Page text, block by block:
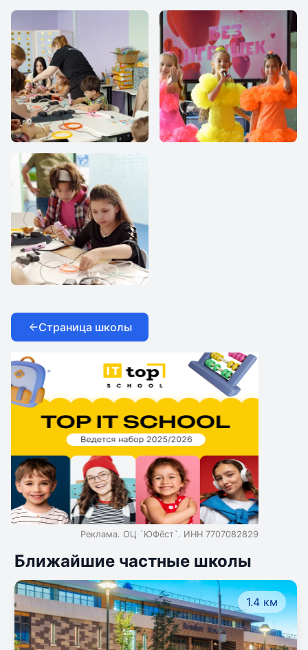
IThub school
IThub school
Страница школы
Реклама. ОЦ `ЮФёст`. ИНН 7707082829
Ближайшие частные школы
1.4 км